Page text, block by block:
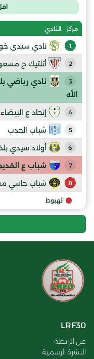
مركز النادي
1 نادي سيدي
2 أتلتيك ح
3
نادي رياضي
الله
4 إتحاد ع البيضاء
5 شباب الحدب
6 أولاد سيدي
7 شباب ع
8 شباب حاسي
الهبوط
LRF30
عن الرابطة
النشرة الرسمية